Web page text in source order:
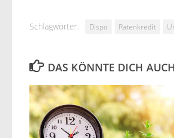
Schlagwörter: Dispo Ratenkredit
DAS KÖNNTE DICH